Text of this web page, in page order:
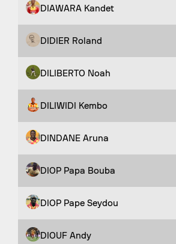
DIAWARA Kandet
DIDIER Roland
DILIBERTO Noah
DILIWIDI Kembo
DINDANE Aruna
DIOP Papa Bouba
DIOP Pape Seydou
DIOUF Andy